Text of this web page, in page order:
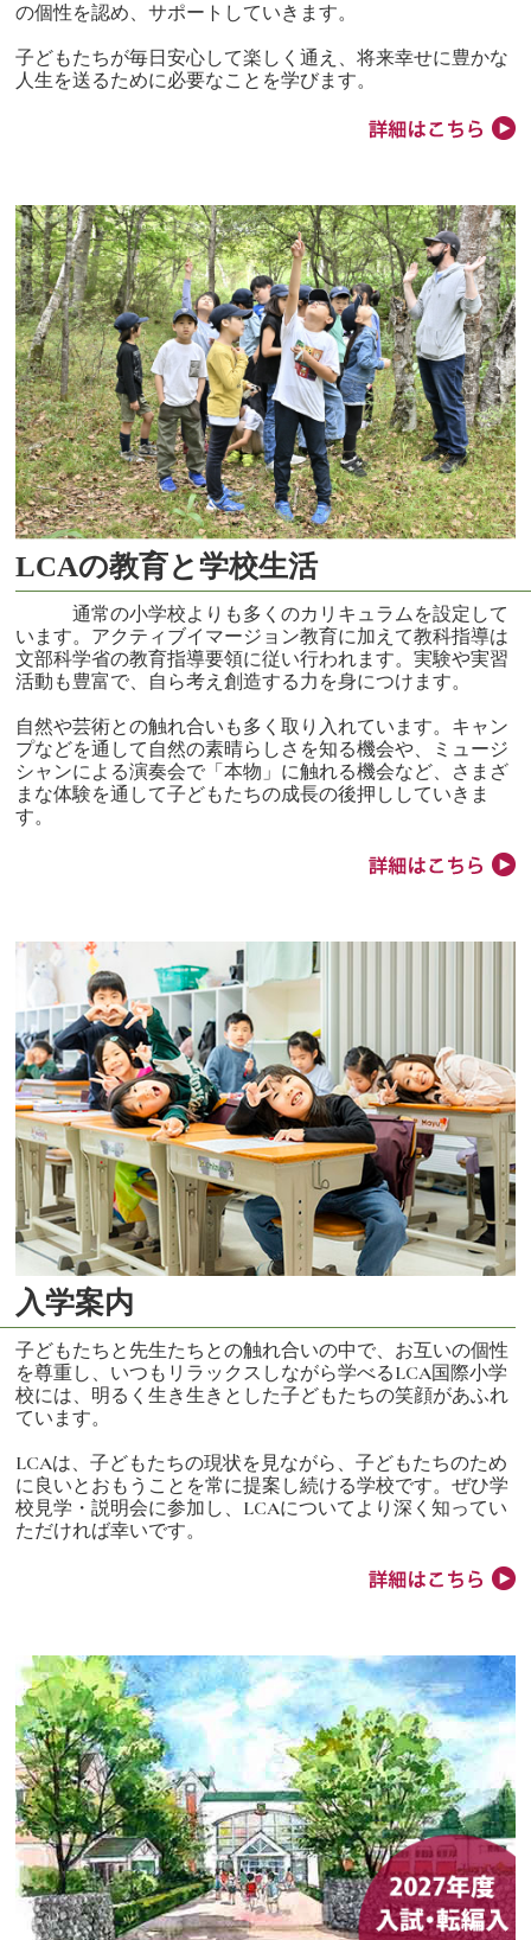
の個性を認め、サポートしていきます。
子どもたちが毎日安心して楽しく通え、将来幸せに豊かな
人生を送るために必要なことを学びます。
LCAの教育と学校生活
通常の小学校よりも多くのカリキュラムを設定して
います。アクティブイマージョン教育に加えて教科指導は
文部科学省の教育指導要領に従い行われます。実験や実習
活動も豊富で、自ら考え創造する力を身につけます。
自然や芸術との触れ合いも多く取り入れています。キャン
プなどを通して自然の素晴らしさを知る機会や、ミュージ
シャンによる演奏会で「本物」に触れる機会など、さまざ
まな体験を通して子どもたちの成長の後押ししていきま
す。
入学案内
子どもたちと先生たちとの触れ合いの中で、お互いの個性
を尊重し、いつもリラックスしながら学べるLCA国際小学
校には、明るく生き生きとした子どもたちの笑顔があふれ
ています。
LCAは、子どもたちの現状を見ながら、子どもたちのため
に良いとおもうことを常に提案し続ける学校です。ぜひ学
校見学・説明会に参加し、LCAについてより深く知ってい
ただければ幸いです。